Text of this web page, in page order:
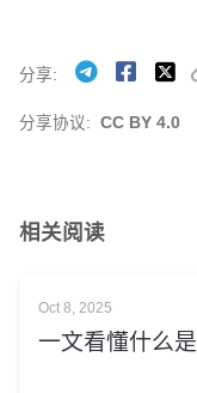
分享协议: CC BY 4.0
分享
相关阅读
Oct 8, 2025
一文看懂什么